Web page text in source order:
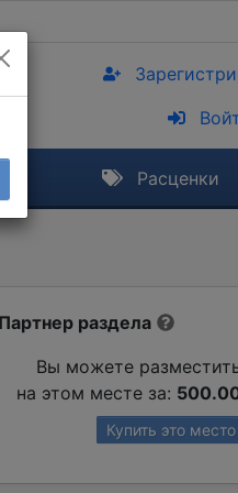
Расценки
Партнер раздела
Вы можете
на этом месте за:
Купить это место